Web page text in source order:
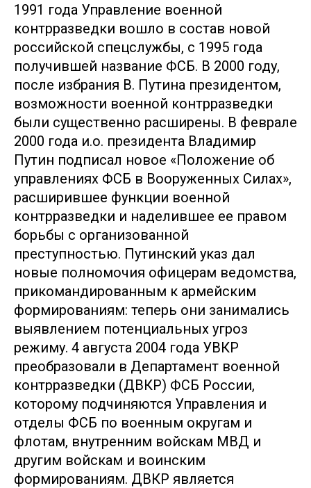
1991 года Управление военной
контрразведки вошло в состав новой
российской спецслужбы, с 1995 года
получившей название ФСБ. В 2000 году,
после избрания В. Путина президентом,
возможности военной контрразведки
были существенно расширены. В феврале
2000 года и.о. президента Владимир
Путин подписал новое «Положение об
управлениях ФСБ в Вооруженных Силах»,
расширившее функции военной
контрразведки и наделившее ее правом
борьбы с организованной
преступностью. Путинский указ дал
новые полномочия офицерам ведомства,
прикомандированным к армейским
формированиям: теперь они занимались
выявлением потенциальных угроз
режиму. 4 августа 2004 года УВКР
преобразовали в Департамент военной
контрразведки (ДВКР) ФСБ России,
которому подчиняются Управления и
отделы ФСБ по военным округам и
флотам, внутренним войскам МВД и
другим войскам и воинским
формированиям. ДВКР является